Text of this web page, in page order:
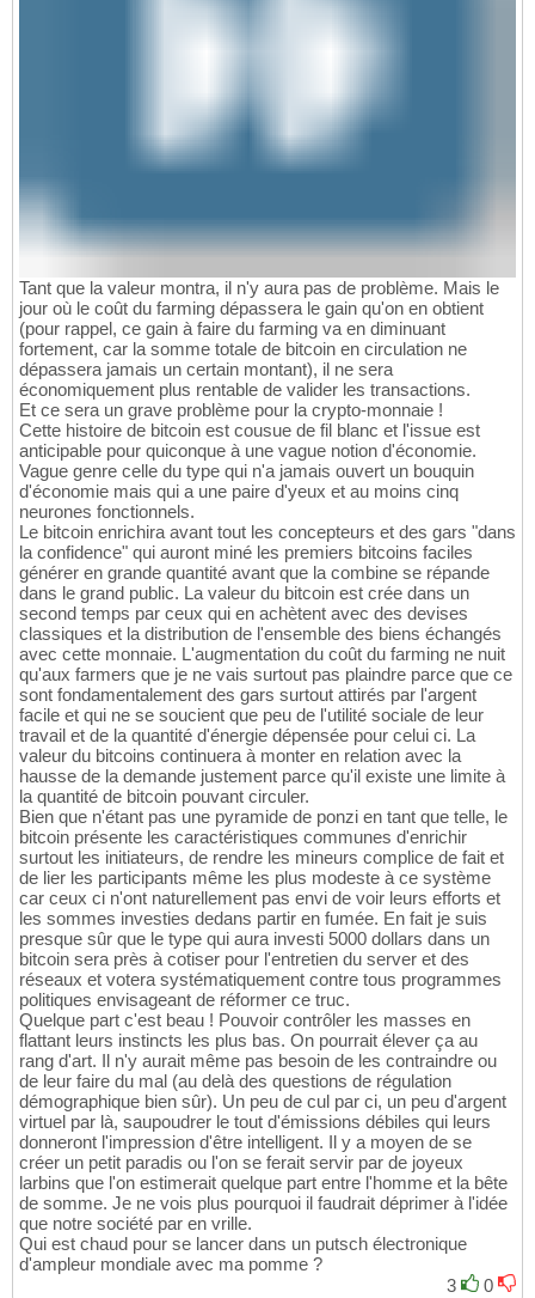
Tant que la valeur montra, il n'y aura pas de problème. Mais le
jour où le coût du farming dépassera le gain qu'on en obtient
(pour rappel, ce gain à faire du farming va en diminuant
fortement, car la somme totale de bitcoin en circulation ne
dépassera jamais un certain montant), il ne sera
économiquement plus rentable de valider les transactions.
Et ce sera un grave problème pour la crypto-monnaie !
Cette histoire de bitcoin est cousue de fil blanc et l'issue est
anticipable pour quiconque à une vague notion d'économie.
Vague genre celle du type qui n'a jamais ouvert un bouquin
d'économie mais qui a une paire d'yeux et au moins cinq
neurones fonctionnels.
Le bitcoin enrichira avant tout les concepteurs et des gars "dans
la confidence" qui auront miné les premiers bitcoins faciles
générer en grande quantité avant que la combine se répande
dans le grand public. La valeur du bitcoin est crée dans un
second temps par ceux qui en achètent avec des devises
classiques et la distribution de l'ensemble des biens échangés
avec cette monnaie. L'augmentation du coût du farming ne nuit
qu'aux farmers que je ne vais surtout pas plaindre parce que ce
sont fondamentalement des gars surtout attirés par l'argent
facile et qui ne se soucient que peu de l'utilité sociale de leur
travail et de la quantité d'énergie dépensée pour celui ci. La
valeur du bitcoins continuera à monter en relation avec la
hausse de la demande justement parce qu'il existe une limite à
la quantité de bitcoin pouvant circuler.
Bien que n'étant pas une pyramide de ponzi en tant que telle, le
bitcoin présente les caractéristiques communes d'enrichir
surtout les initiateurs, de rendre les mineurs complice de fait et
de lier les participants même les plus modeste à ce système
car ceux ci n'ont naturellement pas envi de voir leurs efforts et
les sommes investies dedans partir en fumée. En fait je suis
presque sûr que le type qui aura investi 5000 dollars dans un
bitcoin sera près à cotiser pour l'entretien du server et des
réseaux et votera systématiquement contre tous programmes
politiques envisageant de réformer ce truc.
Quelque part c'est beau ! Pouvoir contrôler les masses en
flattant leurs instincts les plus bas. On pourrait élever ça au
rang d'art. Il n'y aurait même pas besoin de les contraindre ou
de leur faire du mal (au delà des questions de régulation
démographique bien sûr). Un peu de cul par ci, un peu d'argent
virtuel par là, saupoudrer le tout d'émissions débiles qui leurs
donneront l'impression d'être intelligent. Il y a moyen de se
créer un petit paradis ou l'on se ferait servir par de joyeux
larbins que l'on estimerait quelque part entre l'homme et la bête
de somme. Je ne vois plus pourquoi il faudrait déprimer à l'idée
que notre société par en vrille.
Qui est chaud pour se lancer dans un putsch électronique
d'ampleur mondiale avec ma pomme ?
3
0